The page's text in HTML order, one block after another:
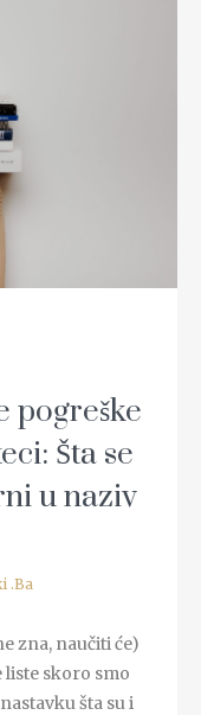
pogreške
Šta se
u naziv
.Ba
zna, naučiti će)
liste skoro smo
šta su i